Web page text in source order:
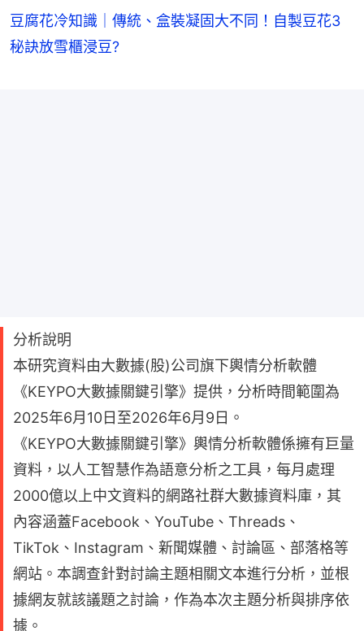
豆腐花冷知識｜傳統、盒裝凝固大不同！自製豆花3
秘訣放雪櫃浸豆?
分析說明
本研究資料由大數據(股)公司旗下輿情分析軟體
《KEYPO大數據關鍵引擎》提供，分析時間範圍為
2025年6月10日至2026年6月9日。
《KEYPO大數據關鍵引擎》輿情分析軟體係擁有巨量
資料，以人工智慧作為語意分析之工具，每月處理
2000億以上中文資料的網路社群大數據資料庫，其
內容涵蓋Facebook、YouTube、Threads、
TikTok、Instagram、新聞媒體、討論區、部落格等
網站。本調查針對討論主題相關文本進行分析，並根
據網友就該議題之討論，作為本次主題分析與排序依
據。